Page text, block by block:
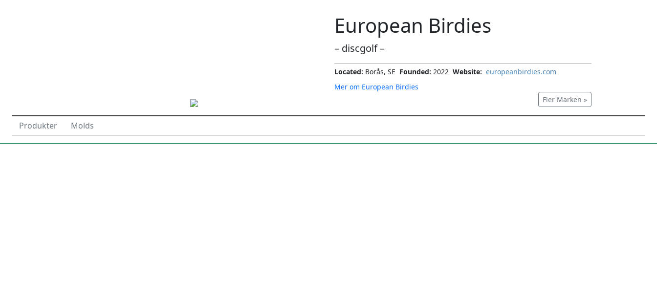
European Birdies
– discgolf –
Located: Borås, SE Founded: 2022 Website: europeanbirdies.com
Mer om European Birdies
Fler Märken »
Produkter Molds